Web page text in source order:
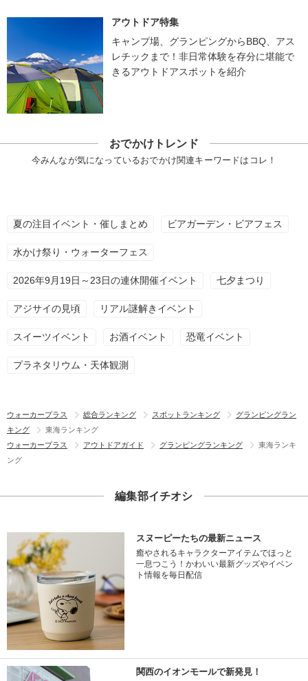
アウトドア特集
キャンプ場、グランピングからBBQ、アス
レチックまで！非日常体験を存分に堪能で
きるアウトドアスポットを紹介
おでかけトレンド
今みんなが気になっているおでかけ関連キーワードはコレ！
夏の注目イベント・催しまとめ ビアガーデン・ビアフェス
水かけ祭り・ウォーターフェス
2026年9月19日～23日の連休開催イベント 七夕まつり
アジサイの見頃 リアル謎解きイベント
スイーツイベント お酒イベント 恐竜イベント
プラネタリウム・天体観測
ウォーカープラス 総合ランキング スポットランキング
グランピングラン
キング
東海ランキング
ウォーカープラス
アウトドアガイド グランピングランキング
東海ランキ
ング
編集部イチオシ
スヌーピーたちの最新ニュース
癒やされるキャラクターアイテムでほっと
一息つこう！かわいい最新グッズやイベン
ト情報を毎日配信
関西のイオンモールで新発見！